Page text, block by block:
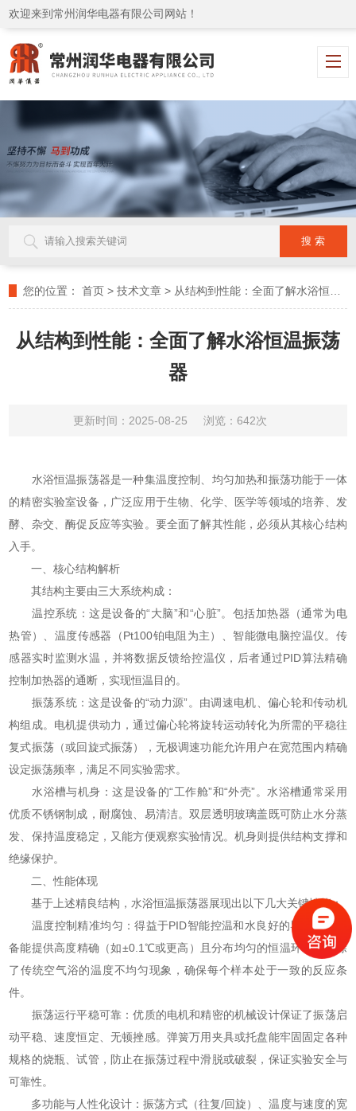
欢迎来到常州润华电器有限公司网站！
您的位置： 首页 >技术文章 > 从结构到性能：全面了解水浴恒温振荡器
从结构到性能：全面了解水浴恒温振荡
器
更新时间：2025-08-25 浏览：642次
水浴恒温振荡器是一种集温度控制、均匀加热和振荡功能于一体
的精密实验室设备，广泛应用于生物、化学、医学等领域的培养、发
酵、杂交、酶促反应等实验。要全面了解其性能，必须从其核心结构
入手。
一、核心结构解析
其结构主要由三大系统构成：
温控系统：这是设备的“大脑”和“心脏”。包括加热器（通常为电
热管）、温度传感器（Pt100铂电阻为主）、智能微电脑控温仪。传
感器实时监测水温，并将数据反馈给控温仪，后者通过PID算法精确
控制加热器的通断，实现恒温目的。
振荡系统：这是设备的“动力源”。由调速电机、偏心轮和传动机
构组成。电机提供动力，通过偏心轮将旋转运动转化为所需的平稳往
复式振荡（或回旋式振荡），无极调速功能允许用户在宽范围内精确
设定振荡频率，满足不同实验需求。
水浴槽与机身：这是设备的“工作舱”和“外壳”。水浴槽通常采用
优质不锈钢制成，耐腐蚀、易清洁。双层透明玻璃盖既可防止水分蒸
发、保持温度稳定，又能方便观察实验情况。机身则提供结构支撑和
绝缘保护。
二、性能体现
基于上述精良结构，水浴恒温振荡器展现出以下几大关键性能：
温度控制精准均匀：得益于PID智能控温和水良好的导热性，设
备能提供高度精确（如±0.1℃或更高）且分布均匀的恒温环境，消除
了传统空气浴的温度不均匀现象，确保每个样本处于一致的反应条
件。
振荡运行平稳可靠：优质的电机和精密的机械设计保证了振荡启
动平稳、速度恒定、无顿挫感。弹簧万用夹具或托盘能牢固固定各种
规格的烧瓶、试管，防止在振荡过程中滑脱或破裂，保证实验安全与
可靠性。
多功能与人性化设计：振荡方式（往复/回旋）、温度与速度的宽